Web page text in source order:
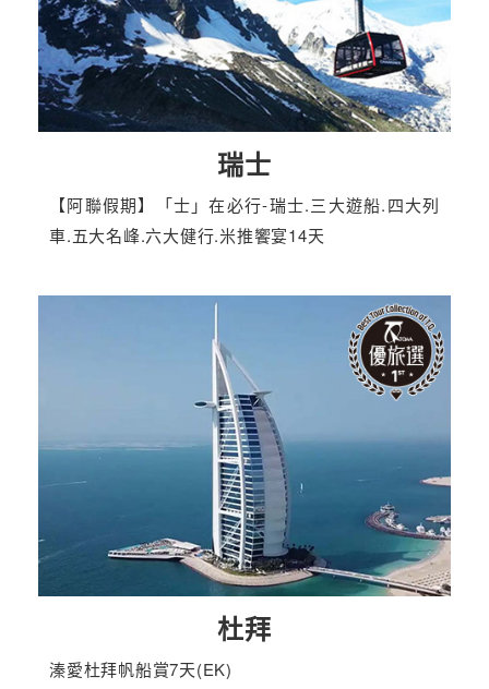
瑞士
【阿聯假期】「士」在必行-瑞士.三大遊船.四大列
車.五大名峰.六大健行.米推饗宴14天
杜拜
溱愛杜拜帆船賞7天(EK)